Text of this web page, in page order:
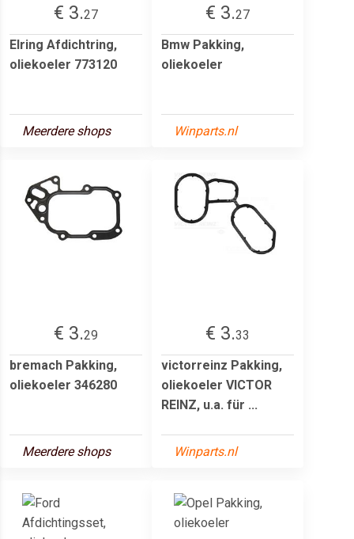
€ 3.27
Elring Afdichtring,
oliekoeler 773120
Meerdere shops
€ 3.27
Bmw Pakking,
oliekoeler
Winparts.nl
€ 3.29
bremach Pakking,
oliekoeler 346280
Meerdere shops
€ 3.33
victorreinz Pakking,
oliekoeler VICTOR
REINZ, u.a. für ...
Winparts.nl